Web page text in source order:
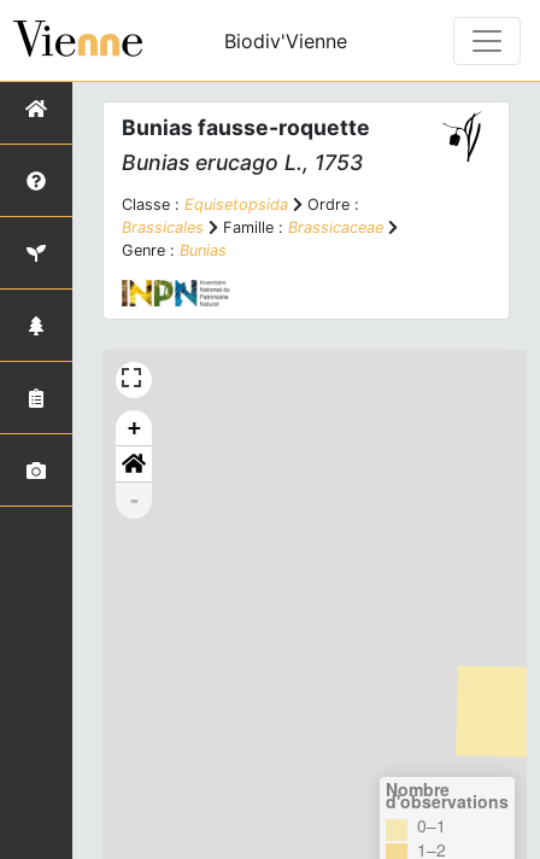
Biodiv'Vienne
Bunias fausse-roquette
Bunias erucago L., 1753
Classe : Equisetopsida
Ordre :
Brassicales
Famille : Brassicaceae
Genre : Bunias
+
-
Nombre
d'observations
0–1
1–2